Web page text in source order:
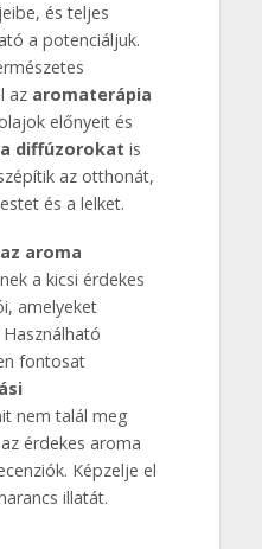
és teljes
a potenciáljuk.
az aromaterápia
előnyeit és
diffúzorokat is
az otthonát,
és a lelket.
aroma
a kicsi érdekes
amelyeket
fontosat
nem talál meg
érdekes aroma
Képzelje el
illatát.